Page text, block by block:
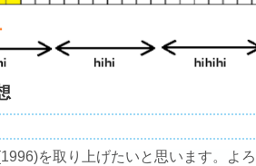
を取り上げたいと思います。よろ